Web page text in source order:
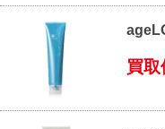
買